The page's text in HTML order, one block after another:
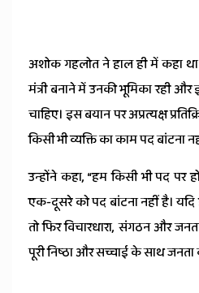
अशोक गहलोत ने हाल ही में कहा
मंत्री बनाने में उनकी भूमिका रही और
चाहिए। इस बयान पर अप्रत्यक्ष
किसी भी व्यक्ति का काम पद बांटना
उन्होंने कहा, “हम किसी भी पद पर
एक-दूसरे को पद बांटना नहीं है।
तो फिर विचारधारा, संगठन और
पूरी निष्ठा और सच्चाई के साथ जनता